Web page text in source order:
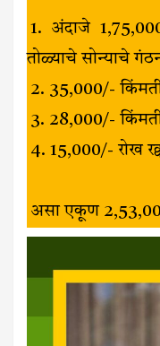
1. अंदाजे
तोळ्याचे सोन्याचे
2. ₹35,000/-
3. ₹28,000/-
4. ₹15,000/- रोख
असा एकूण